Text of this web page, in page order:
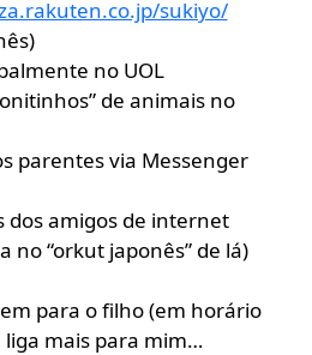
sukiyo/
no UOL
de animais no
parentes via Messenger
dos amigos de internet
no “orkut japonês” de lá)
para o filho (em horário
mais para mim…